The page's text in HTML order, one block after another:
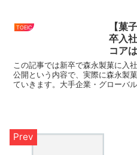
TOEIC
【菓
卒入
コア
この記事では新卒で森永製菓に入
公開という内容で、実際に森永製
ていきます。大手企業・グローバ